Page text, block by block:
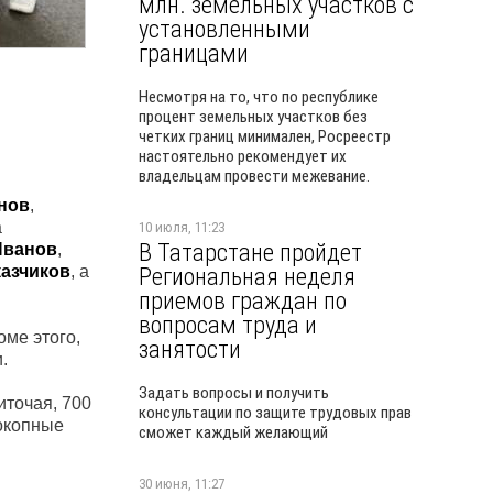
,
,
, а
этого,
700
установленными
границами
Несмотря на то, что по республике
процент земельных участков без
четких границ минимален, Росреестр
настоятельно рекомендует их
владельцам провести межевание.
10 июля, 11:23
В Татарстане пройдет
Региональная неделя
приемов граждан по
вопросам труда и
занятости
Задать вопросы и получить
консультации по защите трудовых прав
сможет каждый желающий
30 июня, 11:27